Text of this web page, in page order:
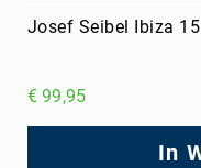
Josef Seibel Ibiza
€ 99,95
In